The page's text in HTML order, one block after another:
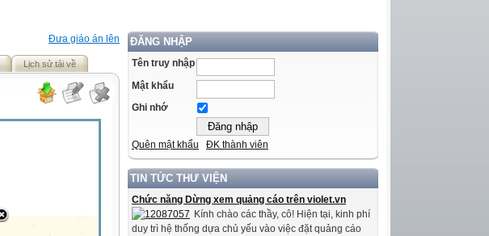
ĐĂNG NHẬP
Tên truy nhập
Mật khẩu
Ghi nhớ
Quên mật khẩu ĐK thành viên
TIN TỨC THƯ VIỆN
Chức năng Dừng xem quảng cáo trên violet.vn
Kính chào các thầy, cô! Hiện tại, kinh phí
duy trì hệ thống dựa chủ yếu vào việc đặt quảng cáo
Đưa giáo án lên
Lịch sử tải về